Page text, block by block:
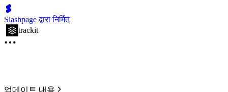
Slashpage द्वारा निर्मित
trackit
업데이트 내용